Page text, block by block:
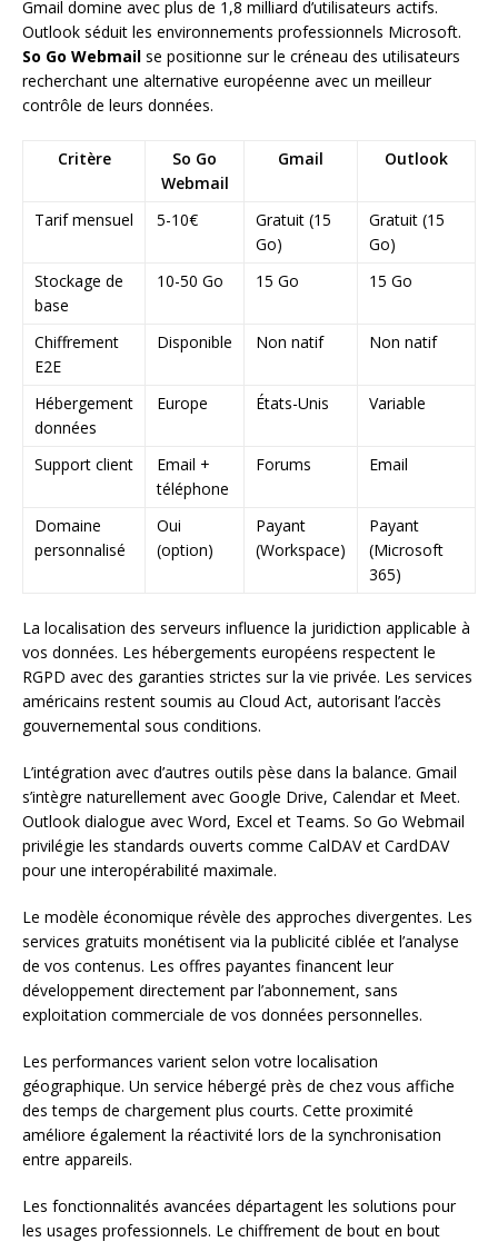
Gmail domine avec plus de 1,8 milliard d’utilisateurs actifs.
Outlook séduit les environnements professionnels Microsoft.
So Go Webmail se positionne sur le créneau des utilisateurs
recherchant une alternative européenne avec un meilleur
contrôle de leurs données.
Critère
So Go
Webmail
Gmail Outlook
Tarif mensuel 5-10€
Gratuit (15
Go)
Gratuit (15
Go)
Stockage de
base
10-50 Go 15 Go 15 Go
Chiffrement
E2E
Disponible Non natif Non natif
Hébergement
données
Europe États-Unis Variable
Support client
Email +
téléphone
Forums Email
Domaine
personnalisé
Oui
(option)
Payant
(Workspace)
Payant
(Microsoft
365)
La localisation des serveurs influence la juridiction applicable à
vos données. Les hébergements européens respectent le
RGPD avec des garanties strictes sur la vie privée. Les services
américains restent soumis au Cloud Act, autorisant l’accès
gouvernemental sous conditions.
L’intégration avec d’autres outils pèse dans la balance. Gmail
s’intègre naturellement avec Google Drive, Calendar et Meet.
Outlook dialogue avec Word, Excel et Teams. So Go Webmail
privilégie les standards ouverts comme CalDAV et CardDAV
pour une interopérabilité maximale.
Le modèle économique révèle des approches divergentes. Les
services gratuits monétisent via la publicité ciblée et l’analyse
de vos contenus. Les offres payantes financent leur
développement directement par l’abonnement, sans
exploitation commerciale de vos données personnelles.
Les performances varient selon votre localisation
géographique. Un service hébergé près de chez vous affiche
des temps de chargement plus courts. Cette proximité
améliore également la réactivité lors de la synchronisation
entre appareils.
Les fonctionnalités avancées départagent les solutions pour
les usages professionnels. Le chiffrement de bout en bout